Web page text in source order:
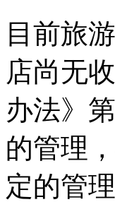
目前旅
店尚无
办法》
的管理
定的管